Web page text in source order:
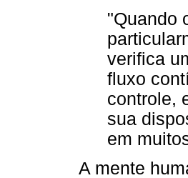
"Quando
verifica
fluxo
controle,
sua
em
A mente